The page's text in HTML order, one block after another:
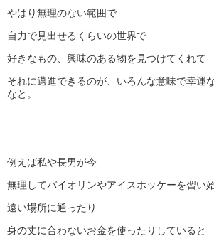
やはり無理のない範囲で
自力で見出せるくらいの世界で
好きなもの、興味のある物を見つけてくれて
それに邁進できるのが、いろんな意味で幸運
なと。
例えば私や長男が今
無理してバイオリンやアイスホッケーを習い
遠い場所に通ったり
身の丈に合わないお金を使ったりしていると